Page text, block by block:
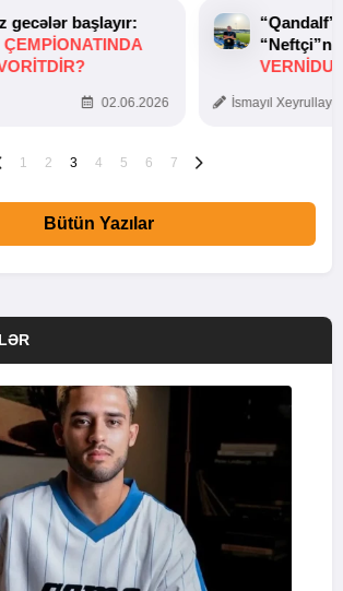
gecələr başlayır:
ÇEMPIONATINDA
02.06.2026 İsmayıl
1 2 3 4 5 6 7
Bütün Yazılar